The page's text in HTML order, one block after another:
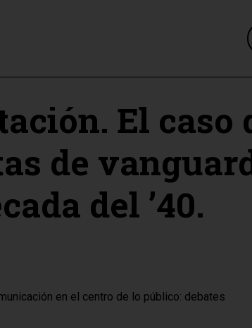
El caso
de
del ’40.
en el centro de lo público: debates